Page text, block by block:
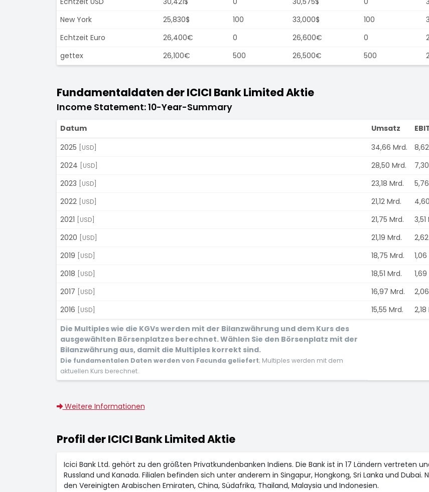
New York
25,830$ 100 33,000$ 100
Echtzeit Euro
26,400€ 0 26,600€ 0
gettex
26,100€ 500 26,500€ 500
Fundamentaldaten der ICICI Bank Limited Aktie
Income Statement: 10-Year-Summary
Datum Umsatz
2025
[USD] 34,66 Mrd.
2024
[USD] 28,50 Mrd.
2023
[USD] 23,18 Mrd.
2022
[USD] 21,12 Mrd.
2021
[USD] 21,75 Mrd. 3,51
2020
[USD] 21,19 Mrd.
2019
[USD] 18,75 Mrd.
2018
[USD] 18,51 Mrd.
2017
[USD] 16,97 Mrd.
2016
[USD] 15,55 Mrd.
Die Multiples wie die KGVs werden mit der Bilanzwährung und dem Kurs des
ausgewählten Börsenplatzes berechnet. Wählen Sie den Börsenplatz mit der
Bilanzwährung aus, damit die Multiples korrekt sind.
Die fundamentalen Daten werden von Facunda geliefert; Multiples werden mit dem
aktuellen Kurs berechnet.
Weitere Informationen
Profil der ICICI Bank Limited Aktie
Icici Bank Ltd. gehört zu den größten Privatkundenbanken Indiens. Die Bank ist in 17 Ländern vertreten
Russland und Kanada. Filialen befinden sich unter anderem in Singapur, Hongkong, Sri Lanka und Dubai.
den Vereinigten Arabischen Emiraten, China, Südafrika, Thailand, Malaysia und Indonesien.